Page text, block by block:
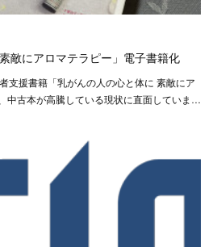
敵にアロマテラピー」電子書籍化
支援書籍「乳がんの人の心と体に 素敵にア
中古本が高騰している現状に直面していま…